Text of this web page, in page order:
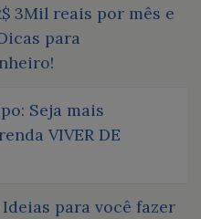
3Mil reais por mês e
para
Seja mais
VIVER DE
Ideias para você fazer